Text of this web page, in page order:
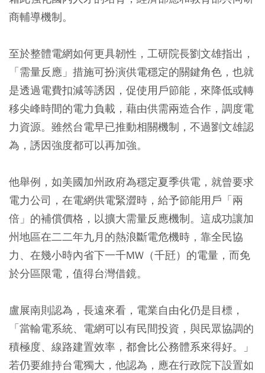
商輔導機制。
至於整體電網如何更具韌性，工研院長劉文雄指出，
「需量反應」措施可扮演供電穩定的關鍵角色，也就
是透過電費扣減等誘因，促使用戶節能，來降低或轉
移尖峰時間的電力負載，藉由供需兩造合作，調度電
力資源。雖然台電早已推動相關機制，不過劉文雄認
為，誘因強度都可以再加強。
他舉例，如美國加州政府為穩定夏季供電，就曾要求
電力公司，在電網供電緊澀時，給予節能用戶「兩
倍」的補償價格，以擴大需量反應機制。這成功讓加
州地區在二二年九月的熱浪斷電危機時，靠全民協
力、在幾小時內省下一千MW（千瓩）的電量，而免
於分區限電，值得台灣借鏡。
盧展南則認為，長遠來看，電業自由化仍是目標，
「當輸電系統、電網可以有民間投資，與民眾協調的
積極度、線路建置效率，都會比公務體系來得好。」
若仍要維持台電獨大，他認為，應在行政院下設置如